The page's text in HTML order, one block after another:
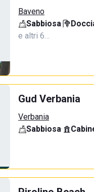
Baveno
Sabbiosa·
e altri 6…
Gud Verbania
Verbania
Sabbiosa·